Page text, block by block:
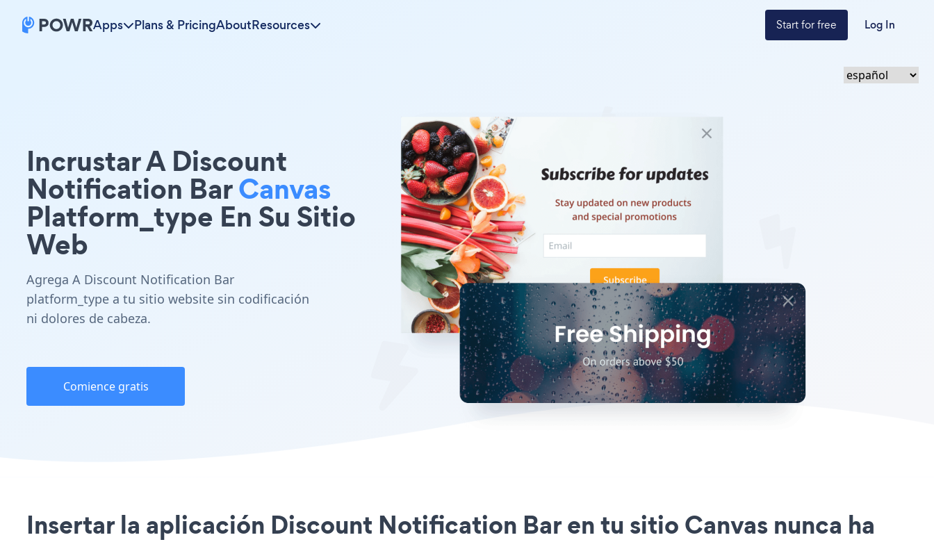
Apps Plans & PricingAboutResources Start for free Log In
Incrustar A Discount
Notification BarCanvas
Platform_type En Su Sitio
Web
Agrega A Discount Notification Bar
platform_type a tu sitio website sin codificación
ni dolores de cabeza.
Comience gratis
Insertar la aplicación Discount Notification Bar en tu sitio Canvas nunca ha